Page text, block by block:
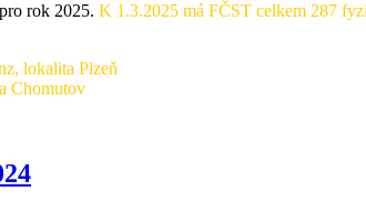
rok 2025. K 1.3.2025 má FČST celkem 287
lokalita Plzeň
Chomutov